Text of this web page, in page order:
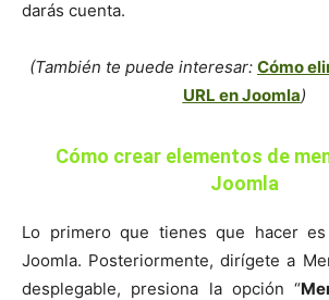
darás cuenta.
(También te puede interesar: Cómo
URL en Joomla)
Cómo crear elementos de
Joomla
Lo primero que tienes que hacer
Joomla. Posteriormente, dirígete a
desplegable, presiona la opción “